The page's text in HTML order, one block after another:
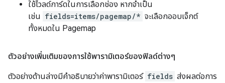
ใช้ไวลด์การ์ดในการเลือกช่อง หากจำเป็น
เช่น fields=items/pagemap/* จะเลือกออบเจ็กต์
ทั้งหมดใน Pagemap
ตัวอย่างเพิ่มเติมของการใช้พารามิเตอร์ของฟิลด์ต่างๆ
ตัวอย่างด้านล่างมีคำอธิบายว่าค่าพารามิเตอร์ fields ส่งผลต่อการ